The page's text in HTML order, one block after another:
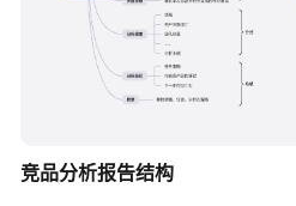
竞品分析报告结构